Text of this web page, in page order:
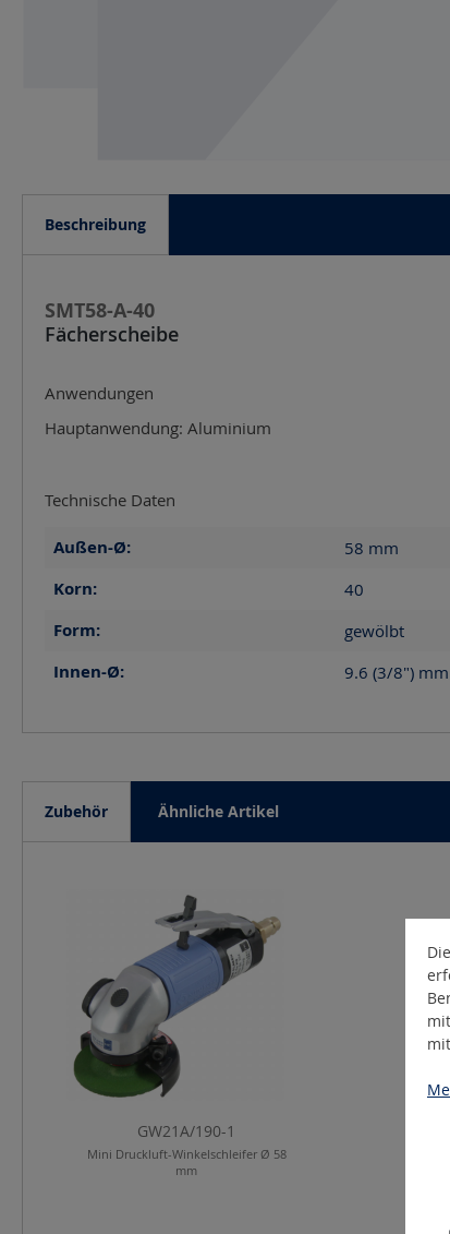
Beschreibung
SMT58-A-40
Fächerscheibe
Anwendungen
Hauptanwendung: Aluminium
Technische Daten
Außen-Ø: 58 mm
Korn: 40
Form: gewölbt
Innen-Ø: 9.6 (3/8") mm
Zubehör Ähnliche Artikel
GW21A/190-1
Mini Druckluft-Winkelschleifer Ø 58
mm